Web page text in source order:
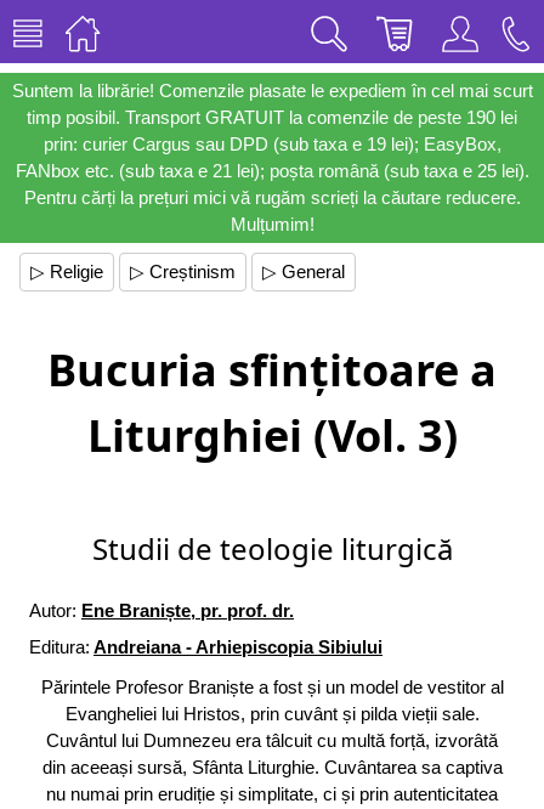
Suntem la librărie! Comenzile plasate le expediem în cel mai scurt
timp posibil. Transport GRATUIT la comenzile de peste 190 lei
prin: curier Cargus sau DPD (sub taxa e 19 lei); EasyBox,
FANbox etc. (sub taxa e 21 lei); poșta română (sub taxa e 25 lei).
Pentru cărți la prețuri mici vă rugăm scrieți la căutare reducere.
Mulțumim!
▷ Religie ▷ Creștinism ▷ General
Bucuria sfințitoare a
Liturghiei (Vol. 3)
Studii de teologie liturgică
Autor: Ene Braniște, pr. prof. dr.
Editura: Andreiana - Arhiepiscopia Sibiului
Părintele Profesor Braniște a fost și un model de vestitor al
Evangheliei lui Hristos, prin cuvânt și pilda vieții sale.
Cuvântul lui Dumnezeu era tâlcuit cu multă forță, izvorâtă
din aceeași sursă, Sfânta Liturghie. Cuvântarea sa captiva
nu numai prin erudiție și simplitate, ci și prin autenticitatea